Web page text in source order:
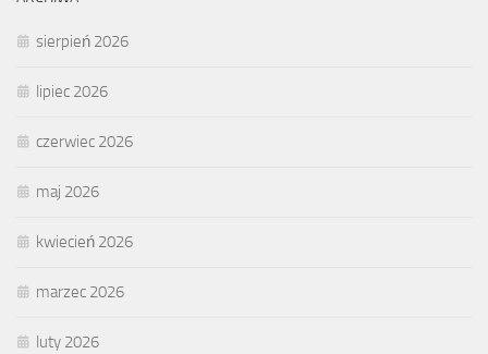
sierpień 2026
lipiec 2026
czerwiec 2026
maj 2026
kwiecień 2026
marzec 2026
luty 2026